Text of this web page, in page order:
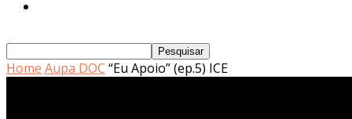
Home Aupa DOC “Eu Apoio” (ep.5) ICE